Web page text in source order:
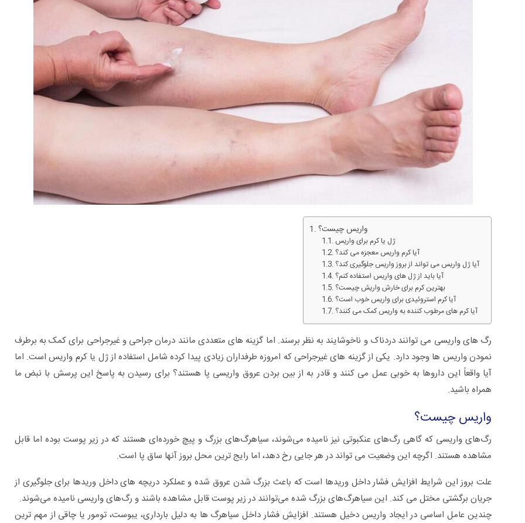
واریس چیست؟
ژل یا کرم برای واریس
آیا کرم واریس معجزه می کند؟
آیا ژل واریس می تواند از بروز واریس جلوگیری کند؟
آیا باید از ژل های واریس استفاده کنم؟
بهترین کرم برای خارش واریش چیست؟
آیا کرم استروئیدی برای واریس خوب است؟
آیا کرم های مرطوب کننده به واریس کمک می کنند؟
رگ های واریسی می توانند دردناک و ناخوشایند به نظر برسند. اما گزینه های متعددی مانند درمان جراحی و غیرجراحی برای کمک به برطرف
نمودن واریس ها وجود دارد. یکی از گزینه های غیرجراحی که امروزه طرفداران زیادی پیدا کرده شامل استفاده از ژل یا کرم واریس است. اما
آیا واقعاً این داروها به خوبی عمل می کنند و قادر به از بین بردن عروق واریسی پا هستند؟ برای رسیدن به پاسخ این پرسش با نبض ما
همراه باشید.
واریس چیست؟
رگ‌های واریسی که گاهی رگ‌های عنکبوتی نیز نامیده می‌شوند، سیاهرگ‌های بزرگ و پیچ خورده‌ای هستند که در زیر پوست بوده اما قابل
مشاهده هستند. اگرچه این وضعیت می تواند در هر جایی رخ دهد، اما رایج ترین محل بروز آنها ساق پا است.
علت بروز این شرایط افزایش فشار داخل وریدها است که باعث بزرگ شدن عروق شده و عملکرد دریچه های داخل وریدها برای جلوگیری از
جریان برگشتی مختل می کند. این سیاهرگ‌های بزرگ شده می‌توانند در زیر پوست قابل مشاهده باشند و رگ‌های واریسی نامیده می‌شوند.
چندین عامل اساسی در ایجاد واریس دخیل هستند. افزایش فشار داخل سیاهرگ ها به دلیل بارداری، یبوست، تومور یا چاقی از مهم ترین
+ویدئو زگیل تناسلی از تشخیص تا درمان +ویدئو